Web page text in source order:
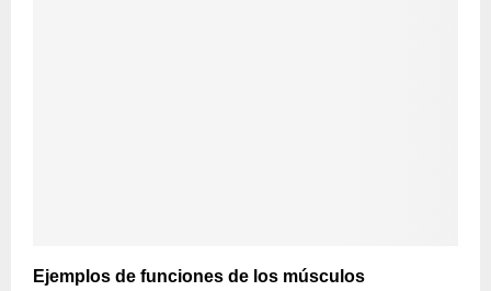
Ejemplos de funciones de los músculos